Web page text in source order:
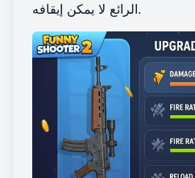
الرائع لا يمكن إيقافه.